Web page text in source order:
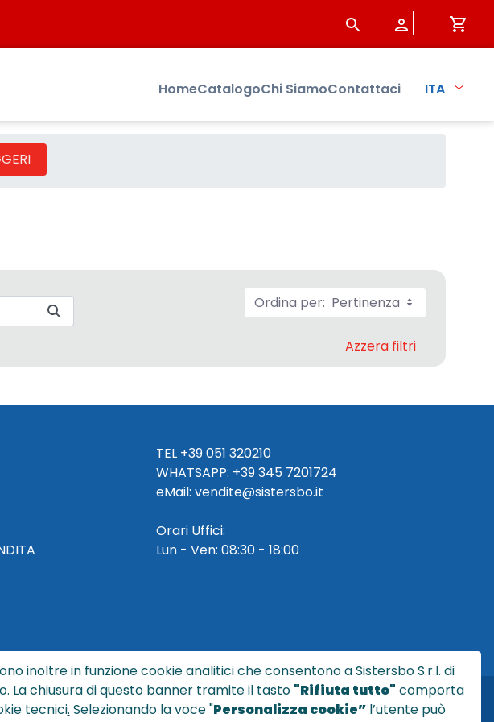
HomeCatalogoChi SiamoContattaci ITA
Ordina per: Pertinenza
Azzera filtri
TEL +39 051 320210
WHATSAPP: +39345 7201724
eMail: vendite@sistersbo.it
Orari Uffici:
Lun - Ven: 08:30 - 18:00
All rights reserved
sisterssrl@legalmail.it
inoltre in funzione cookie analitici che consentono a Sistersbo S.r.l. di
La chiusura di questo banner tramite il tasto "Rifiuta tutto" comporta
tecnici. Selezionando la voce "Personalizza cookie”l’utente può